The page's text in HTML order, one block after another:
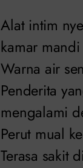
Alat intim
kamar
Warna air
Penderita
mengalami
Perut mual
Terasa sakit